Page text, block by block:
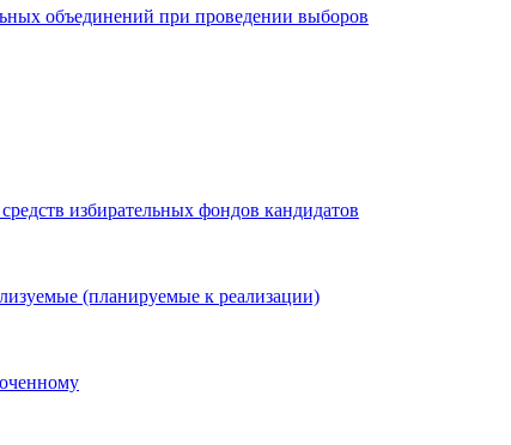
объединений при проведении выборов
избирательных фондов кандидатов
(планируемые к реализации)